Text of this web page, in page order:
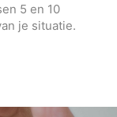
5 en 10
je situatie.